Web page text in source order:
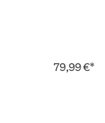
79,99 €*